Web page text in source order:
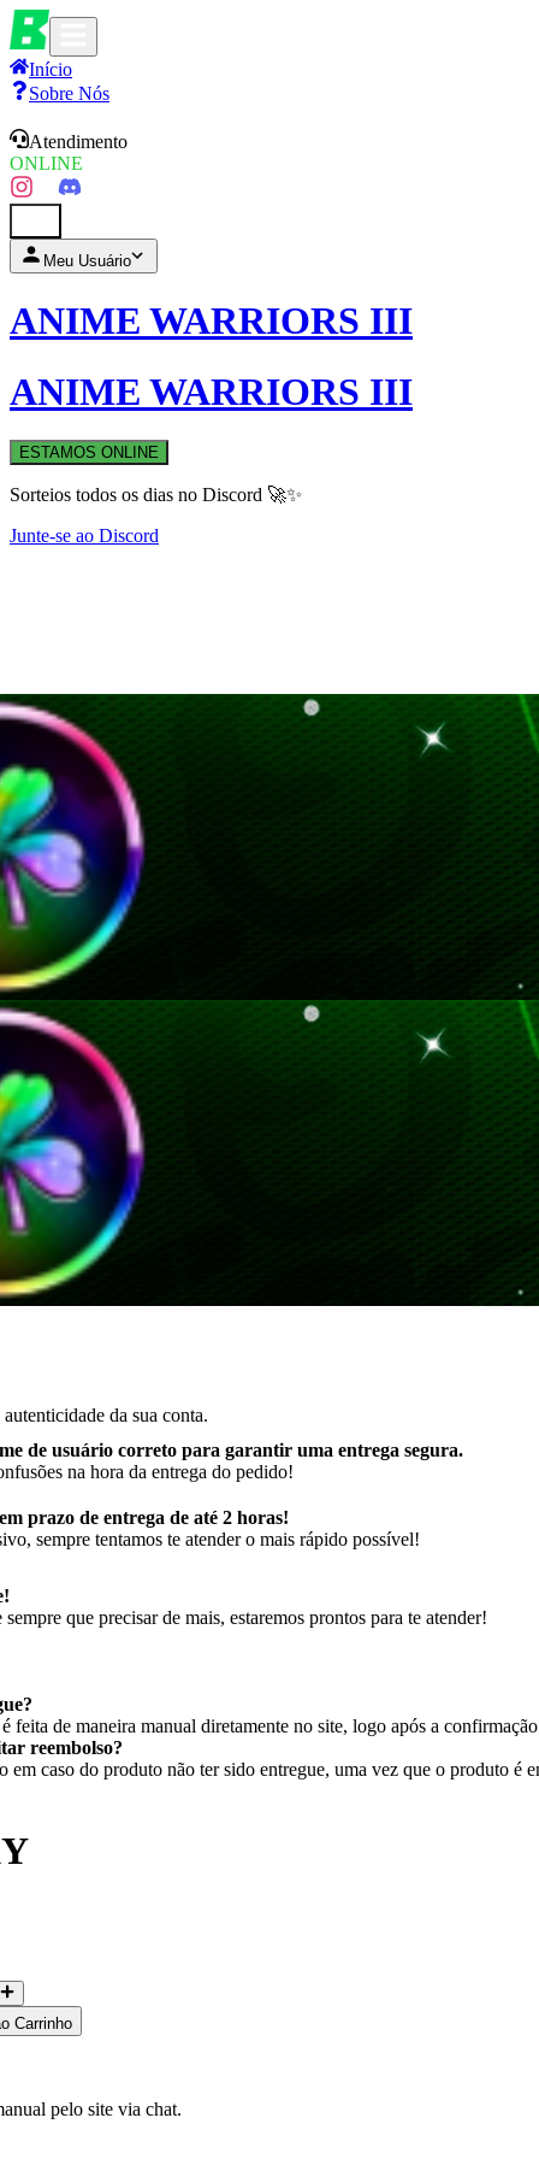
Início
Sobre Nós
Atendimento
ONLINE
Meu Usuário
ANIME WARRIORS III
ANIME WARRIORS III
ESTAMOS ONLINE
Sorteios todos os dias no Discord 🚀✨
Junte-se ao Discord
da sua conta.
de usuário correto para garantir uma entrega segura.
na hora da entrega do pedido!
prazo de entrega de até 2 horas!
sempre tentamos te atender o mais rápido possível!
que precisar de mais, estaremos prontos para te atender!
feita de maneira manual diretamente no site, logo após a
reembolso?
em caso do produto não ter sido entregue, uma vez que o produto é
Carrinho
pelo site via chat.